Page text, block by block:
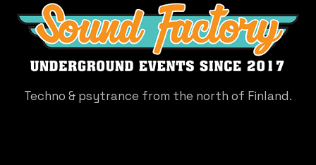
Techno & psytrance from the north of Finland.